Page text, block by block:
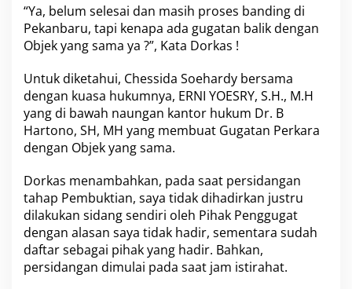
d
e
n
g
n
O
j
e
k
a
g
S
a
m
a
,
“Ya, belum selesai dan masih proses banding di
Pekanbaru, tapi kenapa ada gugatan balik dengan
Objek yang sama ya ?”, Kata Dorkas !
Untuk diketahui, Chessida Soehardy bersama
dengan kuasa hukumnya, ERNI YOESRY, S.H., M.H
yang di bawah naungan kantor hukum Dr. B
Hartono, SH, MH yang membuat Gugatan Perkara
dengan Objek yang sama.
Dorkas menambahkan, pada saat persidangan
tahap Pembuktian, saya tidak dihadirkan justru
dilakukan sidang sendiri oleh Pihak Penggugat
dengan alasan saya tidak hadir, sementara sudah
daftar sebagai pihak yang hadir. Bahkan,
persidangan dimulai pada saat jam istirahat.